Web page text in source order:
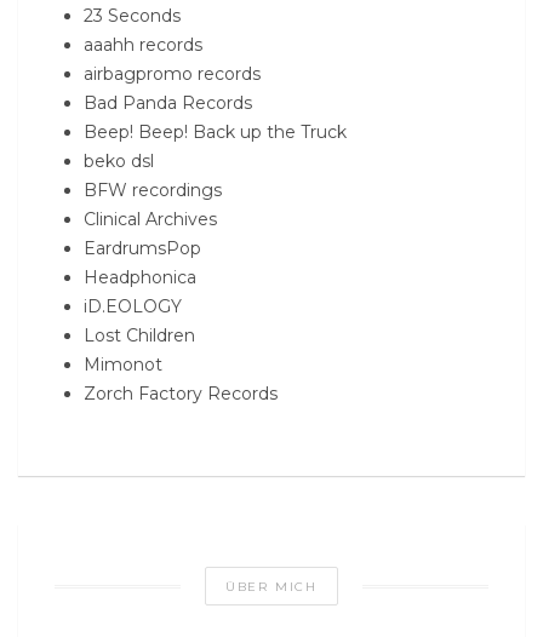
23 Seconds
aaahh records
airbagpromo records
Bad Panda Records
Beep! Beep! Back up the Truck
beko dsl
BFW recordings
Clinical Archives
EardrumsPop
Headphonica
iD.EOLOGY
Lost Children
Mimonot
Zorch Factory Records
ÜBER MICH